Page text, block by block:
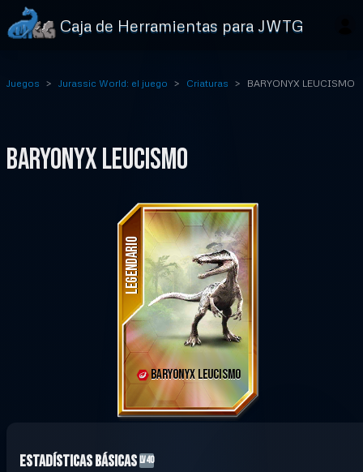
Caja de Herramientas para JWTG
Juegos Jurassic World: el juego Criaturas BARYONYX LEUCISMO
BARYONYX LEUCISMO
LEGENDARIO
BARYONYX LEUCISMO
Estadísticas Básicas LV40